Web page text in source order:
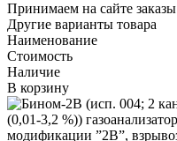
Принимаем на сайте
Другие варианты товара
Наименование
Стоимость
Наличие
В корзину